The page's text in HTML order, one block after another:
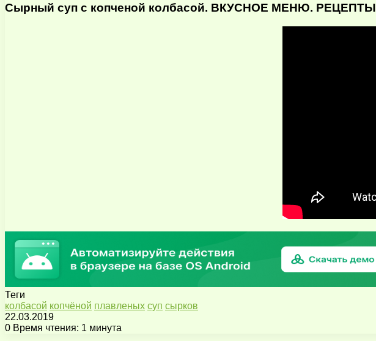
Сырный суп с копченой колбасой. ВКУСНОЕ МЕНЮ. РЕЦЕПТЫ
Теги
колбасой копчёной плавленых суп сырков
22.03.2019
0 Время чтения: 1 минута